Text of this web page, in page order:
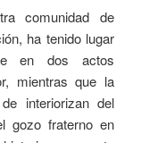
comunidad de
ha tenido lugar
en dos actos
mientras que la
interiorizan del
gozo fraterno en